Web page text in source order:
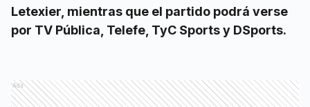
Letexier, mientras que el partido podrá verse
por TV Pública, Telefe, TyC Sports y DSports.
Ads